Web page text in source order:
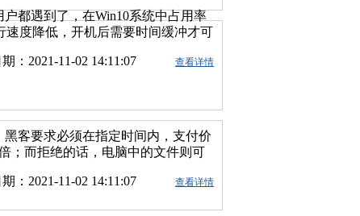
都遇到了，在Win10系统中占用率
速度降低，开机后需要时间缓冲才可
令。--在弹出属性界面窗口，在常规
服务也采取相同的处理方法。关闭
打开路径：
重命名为“Defrag.bak” 3、关闭虚
右击“计算机”选择属性，打开之后
，点击虚拟内存中的“更改”，将“自
文件”，点击“设置”并“确定”即可。
击 确定 保存 5、关闭Windows
期：2021-11-02 14:11:07 查看详情
客要求必须在指定时间内，支付价
；而拒绝的话，电脑中的文件则可
；其次禁用SMB服务。禁用办法有两
期：2021-11-02 14:11:07 查看详情